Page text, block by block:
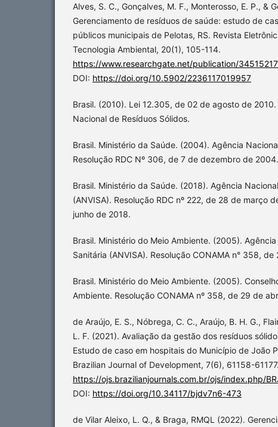
Alves, S. C., Gonçalves, M. F., Monterosso, E. P., &
Gerenciamento de resíduos de saúde: estudo de
públicos municipais de Pelotas, RS. Revista
Tecnologia Ambiental, 20(1), 105-114.
https://www.researchgate.net/publication/
DOI: https://doi.org/10.5902/2236117019957
Brasil. (2010). Lei 12.305, de 02 de agosto de
Nacional de Resíduos Sólidos.
Brasil. Ministério da Saúde. (2004). Agência
Resolução RDC Nº 306, de 7 de dezembro de 2004.
Brasil. Ministério da Saúde. (2018). Agência
(ANVISA). Resolução RDC nº 222, de 28 de março
junho de 2018.
Brasil. Ministério do Meio Ambiente. (2005).
Sanitária (ANVISA). Resolução CONAMA n° 358,
Brasil. Ministério do Meio Ambiente. (2005).
Ambiente. Resolução CONAMA nº 358, de 29 de
de Araújo, E. S., Nóbrega, C. C., Araújo, B. H. G.,
L. F. (2021). Avaliação da gestão dos resíduos
Estudo de caso em hospitais do Município de João
Brazilian Journal of Development, 7(6), 61158-61177.
https://ojs.brazilianjournals.com.br/ojs/index.php/
DOI: https://doi.org/10.34117/bjdv7n6-473
de Vilar Aleixo, L. Q., & Braga, RMQL (2022).